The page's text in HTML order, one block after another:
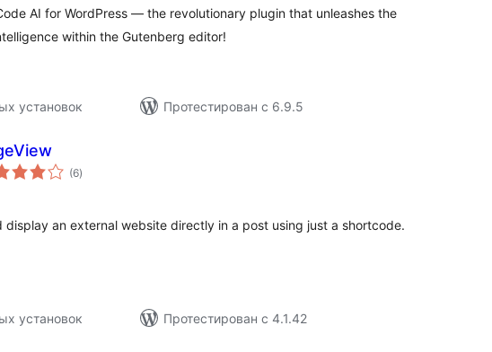
AI for WordPress — the revolutionary plugin that unleashes the
within the Gutenberg editor!
установок
Протестирован с 6.9.5
(6общий
рейтинг
)
display an external website directly in a post using just a shortcode.
установок
Протестирован с 4.1.42